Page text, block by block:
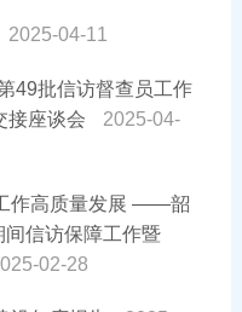
2025-04-11
49批信访督查员工作
接座谈会
2025-04-
作高质量发展 ——韶
信访保障工作暨
02-28